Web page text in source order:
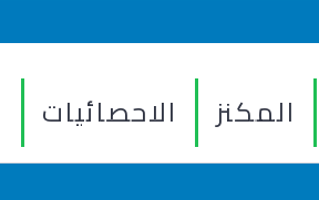
المكنز الاحصائيات